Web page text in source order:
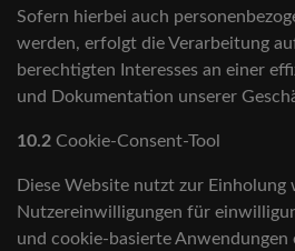
Sofern hierbei auch
werden, erfolgt die Verarbeitung
berechtigten Interesses an einer
und Dokumentation unserer
10.2 Cookie-Consent-Tool
Diese Website nutzt zur Einholung
Nutzereinwilligungen für
und cookie-basierte Anwendungen